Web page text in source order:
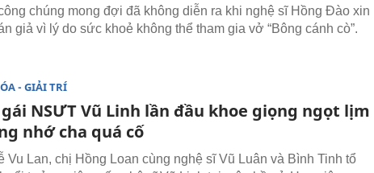
chúng mong đợi đã không diễn ra khi nghệ sĩ Hồng Đào xin
giả vì lý do sức khoẻ không thể tham gia vở “Bông cánh cò”.
- GIẢI TRÍ
gái NSƯT Vũ Linh lần đầu khoe giọng ngọt lịm
nhớ cha quá cố
Vu Lan, chị Hồng Loan cùng nghệ sĩ Vũ Luân và Bình Tinh tổ